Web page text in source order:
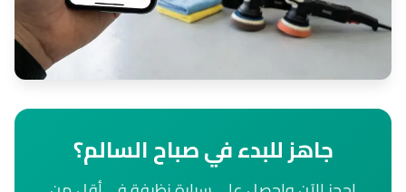
جاهز للبدء في صباح السالم؟